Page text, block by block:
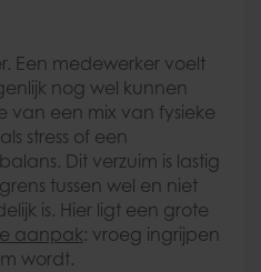
Een medewerker voelt
nog wel kunnen
van een mix van fysieke
stress of een
Dit verzuim is lastig
tussen wel en niet
is. Hier ligt een grote
aanpak: vroeg ingrijpen
wordt.